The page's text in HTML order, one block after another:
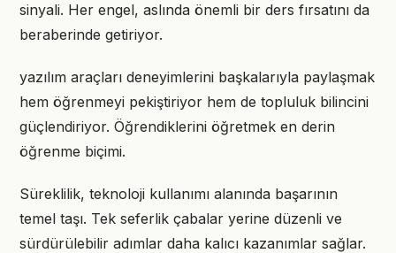
sinyali. Her engel, aslında önemli bir ders fırsatını da
beraberinde getiriyor.
yazılım araçları deneyimlerini başkalarıyla paylaşmak
hem öğrenmeyi pekiştiriyor hem de topluluk bilincini
güçlendiriyor. Öğrendiklerini öğretmek en derin
öğrenme biçimi.
Süreklilik, teknoloji kullanımı alanında başarının
temel taşı. Tek seferlik çabalar yerine düzenli ve
sürdürülebilir adımlar daha kalıcı kazanımlar sağlar.